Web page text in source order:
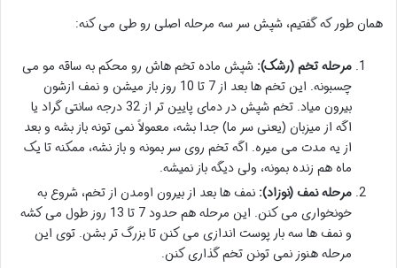
همان طور که گفتیم، شپش سر سه مرحله اصلی رو طی می کنه:
مرحله تخم (رشک): شپش ماده تخم هاش رو محکم به ساقه مو می
چسبونه. این تخم ها بعد از 7 تا 10 روز باز میشن و نمف ازشون
بیرون میاد. تخم شپش در دمای پایین تر از 32 درجه سانتی گراد یا
اگه از میزبان (یعنی سر ما) جدا بشه، معمولاً نمی تونه باز بشه و بعد
از یه مدت می میره. اگه تخم روی سر بمونه و باز نشه، ممکنه تا یک
ماه هم زنده بمونه، ولی دیگه باز نمیشه.
مرحله نمف (نوزاد): نمف ها بعد از بیرون اومدن از تخم، شروع به
خونخواری می کنن. این مرحله هم حدود 7 تا 13 روز طول می کشه
و نمف ها سه بار پوست اندازی می کنن تا بزرگ تر بشن. توی این
مرحله هنوز نمی تونن تخم گذاری کنن.